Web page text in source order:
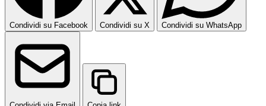
Condividi su Facebook Condividi su X Condividi su WhatsApp